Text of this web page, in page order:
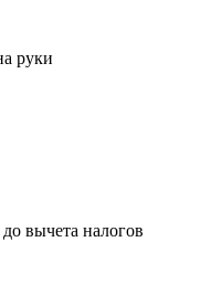
руки
до вычета налогов